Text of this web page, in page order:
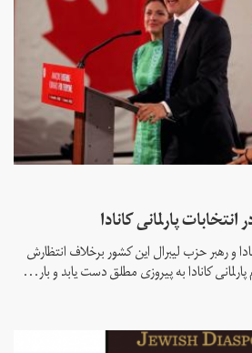
پارلمانی کانادا
و رهبر حزب لیبرال این کشور برخلاف انتظارش
کانادا به پیروزی مطلق دست یابد و بار...